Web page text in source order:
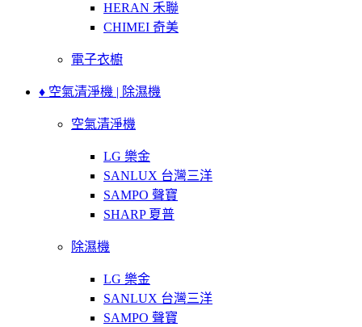
HERAN 禾聯
CHIMEI 奇美
電子衣櫥
♦ 空氣清淨機 | 除濕機
空氣清淨機
LG 樂金
SANLUX 台灣三洋
SAMPO 聲寶
SHARP 夏普
除濕機
LG 樂金
SANLUX 台灣三洋
SAMPO 聲寶